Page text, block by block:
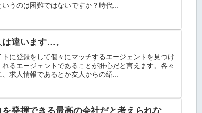
うのは困難ではないですか？時代...
違います…。
トに登録をして個々にマッチするエージェントを見つけ
るエージェントであることが肝心だと言えます。各々
求人情報であるとか友人からの紹...
を発揮できる最高の会社だと考えられな